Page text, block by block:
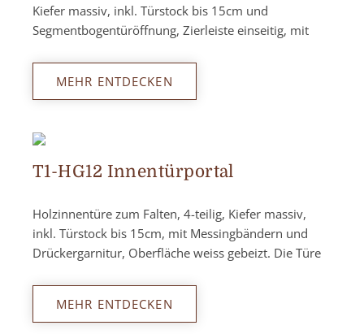
Kiefer massiv, inkl. Türstock bis 15cm und
Segmentbogentüröffnung, Zierleiste einseitig, mit
MEHR ENTDECKEN
T1-HG12 Innentürportal
Holzinnentüre zum Falten, 4-teilig, Kiefer massiv,
inkl. Türstock bis 15cm, mit Messingbändern und
Drückergarnitur, Oberfläche weiss gebeizt. Die Türe
MEHR ENTDECKEN